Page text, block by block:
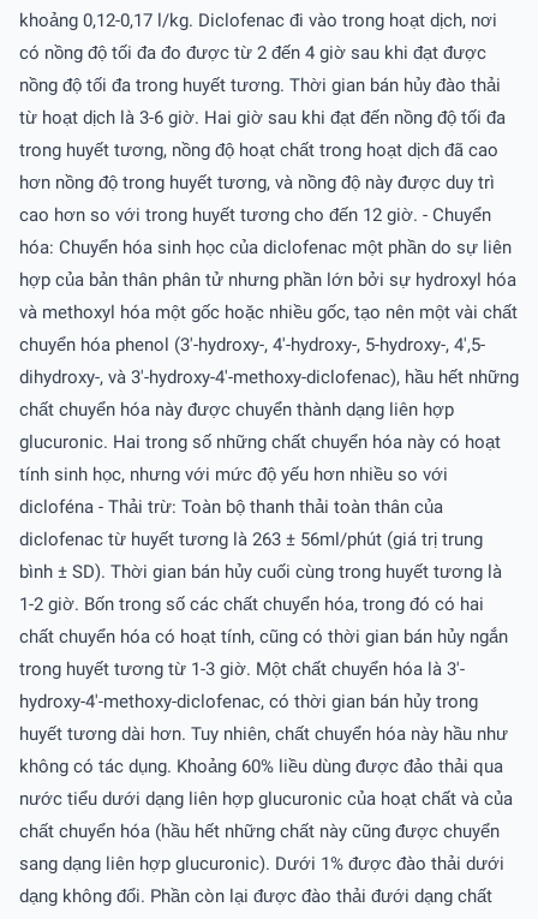
khoảng 0,12-0,17 l/kg. Diclofenac đi vào trong hoạt dịch, nơi
có nồng độ tối đa đo được từ 2 đến 4 giờ sau khi đạt được
nồng độ tối đa trong huyết tương. Thời gian bán hủy đào thải
từ hoạt dịch là 3-6 giờ. Hai giờ sau khi đạt đến nồng độ tối đa
trong huyết tương, nồng độ hoạt chất trong hoạt dịch đã cao
hơn nồng độ trong huyết tương, và nồng độ này được duy trì
cao hơn so với trong huyết tương cho đến 12 giờ. - Chuyển
hóa: Chuyển hóa sinh học của diclofenac một phần do sự liên
hợp của bản thân phân tử nhưng phần lớn bởi sự hydroxyl hóa
và methoxyl hóa một gốc hoặc nhiều gốc, tạo nên một vài chất
chuyển hóa phenol (3'-hydroxy-, 4'-hydroxy-, 5-hydroxy-, 4',5-
dihydroxy-, và 3'-hydroxy-4'-methoxy-diclofenac), hầu hết những
chất chuyển hóa này được chuyển thành dạng liên hợp
glucuronic. Hai trong số những chất chuyển hóa này có hoạt
tính sinh học, nhưng với mức độ yếu hơn nhiều so với
dicloféna - Thải trừ: Toàn bộ thanh thải toàn thân của
diclofenac từ huyết tương là 263 ± 56ml/phút (giá trị trung
bình ± SD). Thời gian bán hủy cuối cùng trong huyết tương là
1-2 giờ. Bốn trong số các chất chuyển hóa, trong đó có hai
chất chuyển hóa có hoạt tính, cũng có thời gian bán hủy ngắn
trong huyết tương từ 1-3 giờ. Một chất chuyển hóa là 3'-
hydroxy-4'-methoxy-diclofenac, có thời gian bán hủy trong
huyết tương dài hơn. Tuy nhiên, chất chuyển hóa này hầu như
không có tác dụng. Khoảng 60% liều dùng được đảo thải qua
nước tiểu dưới dạng liên hợp glucuronic của hoạt chất và của
chất chuyển hóa (hầu hết những chất này cũng được chuyển
sang dạng liên hợp glucuronic). Dưới 1% được đào thải dưới
dạng không đổi. Phần còn lại được đào thải đưới dạng chất